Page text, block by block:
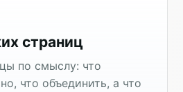
страниц
по смыслу: что
что объединить, а что